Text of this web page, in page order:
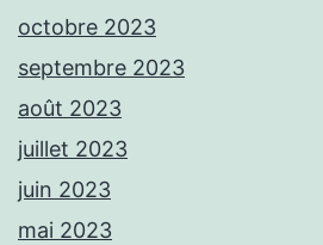
octobre 2023
septembre 2023
août 2023
juillet 2023
juin 2023
mai 2023